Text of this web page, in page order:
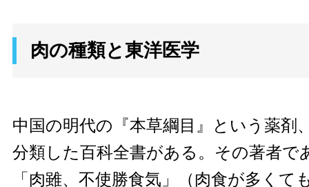
肉の種類と東洋医学
中国の明代の『本草綱目』という薬剤
分類した百科全書がある。その著者で
「肉雖、不使勝食気」（肉食が多くて